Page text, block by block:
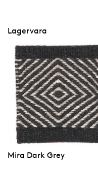
Lagervara
Mira Dark Grey